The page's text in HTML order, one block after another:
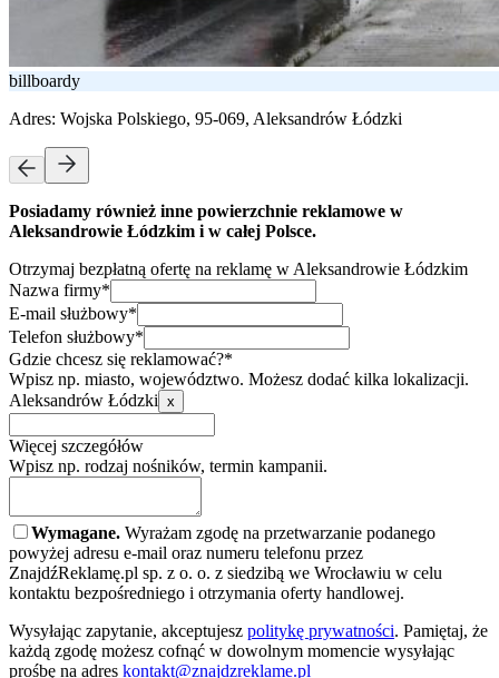
billboardy
Adres: Wojska Polskiego, 95-069, Aleksandrów Łódzki
Posiadamy również inne powierzchnie reklamowe w
Aleksandrowie Łódzkim i w całej Polsce.
Otrzymaj bezpłatną ofertę na reklamę w Aleksandrowie Łódzkim
Nazwa firmy*
E-mail służbowy*
Telefon służbowy*
Gdzie chcesz się reklamować?*
Wpisz np. miasto, województwo. Możesz dodać kilka lokalizacji.
Aleksandrów Łódzki x
Więcej szczegółów
Wpisz np. rodzaj nośników, termin kampanii.
Wymagane. Wyrażam zgodę na przetwarzanie podanego
powyżej adresu e-mail oraz numeru telefonu przez
ZnajdźReklamę.pl sp. z o. o. z siedzibą we Wrocławiu w celu
kontaktu bezpośredniego i otrzymania oferty handlowej.
Wysyłając zapytanie, akceptujesz politykę prywatności. Pamiętaj, że
każdą zgodę możesz cofnąć w dowolnym momencie wysyłając
prośbę na adres kontakt@znajdzreklame.pl